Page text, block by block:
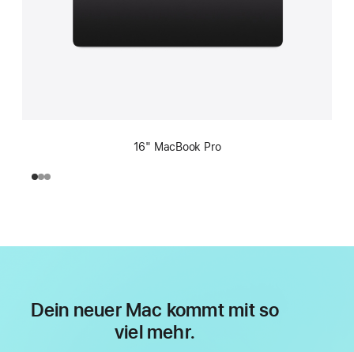
16" MacBook Pro
Dein neuer Mac kommt mit so
viel mehr.